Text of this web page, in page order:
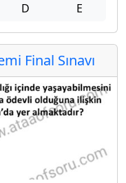
D E
Final Sınavı